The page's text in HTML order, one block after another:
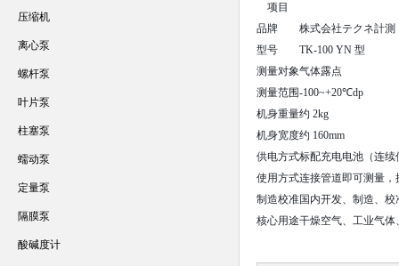
项目
品牌
株式会社テクネ計測
型号
TK-100 YN 型
测量对象气体露点
测量范围-100~+20℃dp
机身重量约 2kg
机身宽度约 160mm
供电方式标配充电电池（连续
使用方式连接管道即可测量，
制造校准国内开发、制造、
核心用途干燥空气、工业气
压缩机
离心泵
螺杆泵
叶片泵
柱塞泵
蠕动泵
定量泵
隔膜泵
酸碱度计